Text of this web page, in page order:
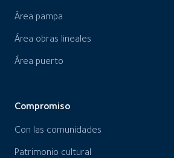
Área pampa
Área obras lineales
Área puerto
Compromiso
Con las comunidades
Patrimonio cultural